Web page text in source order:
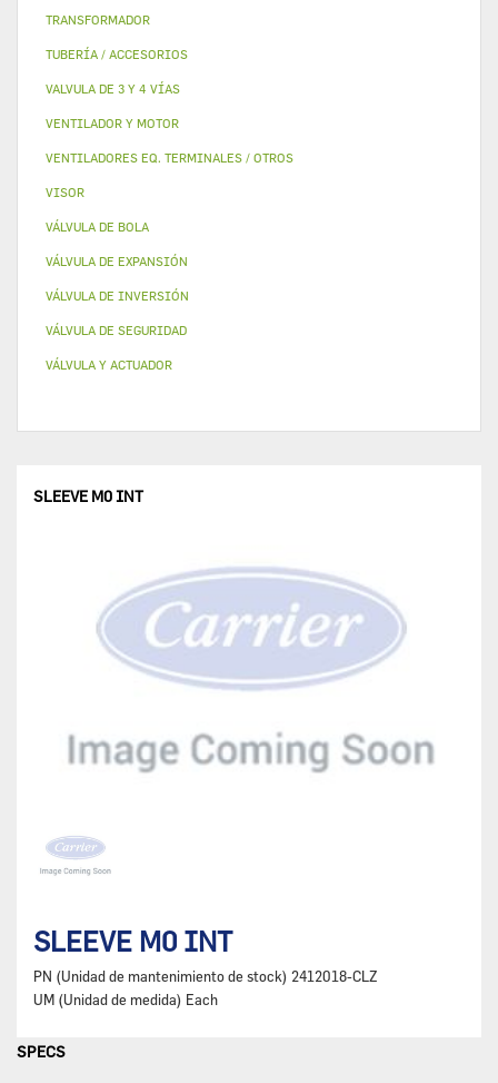
TRANSFORMADOR
TUBERÍA / ACCESORIOS
VALVULA DE 3 Y 4 VÍAS
VENTILADOR Y MOTOR
VENTILADORES EQ. TERMINALES / OTROS
VISOR
VÁLVULA DE BOLA
VÁLVULA DE EXPANSIÓN
VÁLVULA DE INVERSIÓN
VÁLVULA DE SEGURIDAD
VÁLVULA Y ACTUADOR
SLEEVE M0 INT
SLEEVE M0 INT
PN (Unidad de mantenimiento de stock) 2412018-CLZ
UM (Unidad de medida) Each
SPECS